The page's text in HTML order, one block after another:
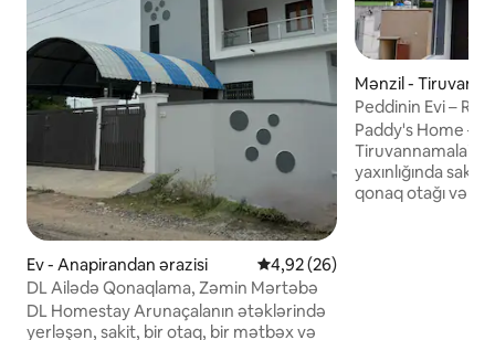
Ev - Anapirandan ərazisi Ortalama reytinq 4,92/5, 26 rəy
4,92 (26)
DL Ailədə Qonaqlama, Zəmin Mərtəbə
DL Homestay Arunaçalanın ətəklərində
yerləşən, sakit, bir otaq, bir mətbəx və
Mənzil -
Peddinin Evi –
Paddy's Home –
yaxınlığında
qonaq otağı və